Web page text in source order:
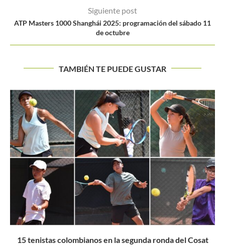
Siguiente post
ATP Masters 1000 Shanghái 2025: programación del sábado 11
de octubre
TAMBIÉN TE PUEDE GUSTAR
Regresan los torneos más importantes del Circuito